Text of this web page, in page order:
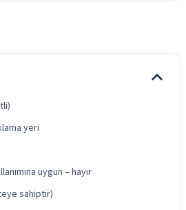
yeri
uygun – hayır
sahiptir)